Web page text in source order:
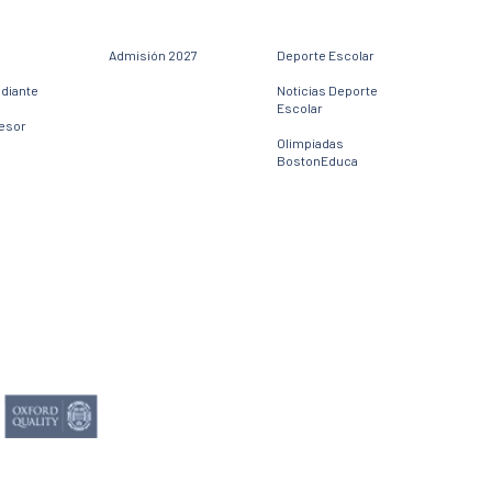
Admisión 2027 Deporte Escolar
Noticias Deporte
Escolar
Olimpiadas
BostonEduca